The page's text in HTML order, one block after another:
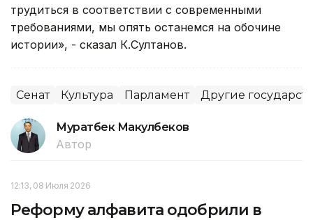
трудиться в соответствии с современными
требованиями, мы опять останемся на обочине
истории», - сказал К.Султанов.
Сенат Культура Парламент Другие
Муратбек Макулбеков
Автор
12:13, 08 Июля 2026
Реформу алфавита одобрили в